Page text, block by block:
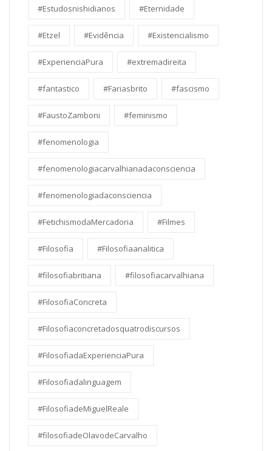
#Estudosnishidianos #Eternidade
#Etzel #Evidência #Existencialismo
#ExperienciaPura #extremadireita
#fantastico #Fariasbrito #fascismo
#FaustoZamboni #feminismo
#fenomenologia
#fenomenologiacarvalhianadaconsciencia
#fenomenologiadaconsciencia
#FetichismodaMercadoria #Filmes
#Filosofia #Filosofiaanalitica
#filosofiabritiana #filosofiacarvalhiana
#FilosofiaConcreta
#Filosofiaconcretadosquatrodiscursos
#FilosofiadaExperienciaPura
#Filosofiadalinguagem
#FilosofiadeMiguelReale
#filosofiadeOlavodeCarvalho